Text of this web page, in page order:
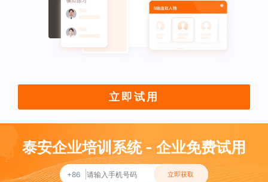
立即试用
泰安企业培训系统 - 企业免费试用
+86 立即获取